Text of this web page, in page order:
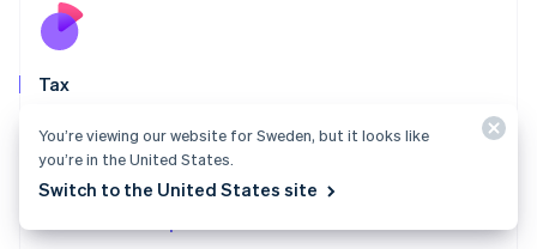
Tax
automatiskt ut rätt skatt och få åtkomst till de
rapporter som behövs för att deklarera.
English
Portugal
Schweiz
DeutschFrançaisItaliano
Singapore
Slovakien
You’re viewing our website for Sweden, but it looks like
you’re in the United States.
Switch to the United States site